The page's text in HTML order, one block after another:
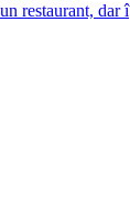
restaurant, dar î